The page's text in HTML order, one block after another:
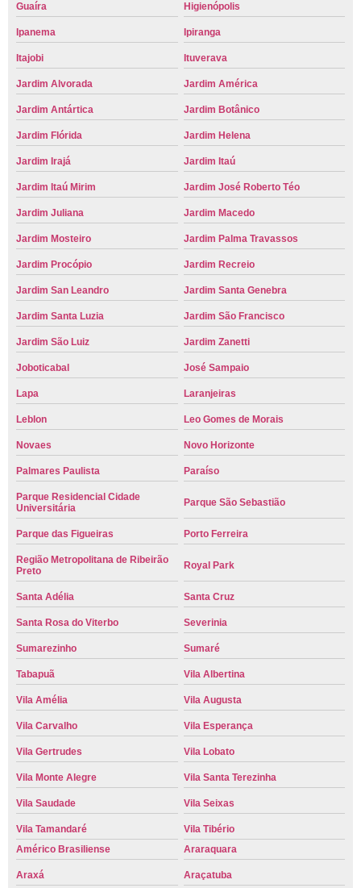
Guaíra Higienópolis
Ipanema Ipiranga
Itajobi Ituverava
Jardim Alvorada Jardim América
Jardim Antártica Jardim Botânico
Jardim Flórida Jardim Helena
Jardim Irajá Jardim Itaú
Jardim Itaú Mirim Jardim José Roberto Téo
Jardim Juliana Jardim Macedo
Jardim Mosteiro Jardim Palma Travassos
Jardim Procópio Jardim Recreio
Jardim San Leandro Jardim Santa Genebra
Jardim Santa Luzia Jardim São Francisco
Jardim São Luiz Jardim Zanetti
Joboticabal José Sampaio
Lapa Laranjeiras
Leblon Leo Gomes de Morais
Novaes Novo Horizonte
Palmares Paulista Paraíso
Parque Residencial Cidade
Universitária
Parque São Sebastião
Parque das Figueiras Porto Ferreira
Região Metropolitana de Ribeirão
Preto
Royal Park
Santa Adélia Santa Cruz
Santa Rosa do Viterbo Severinia
Sumarezinho Sumaré
Tabapuã Vila Albertina
Vila Amélia Vila Augusta
Vila Carvalho Vila Esperança
Vila Gertrudes Vila Lobato
Vila Monte Alegre Vila Santa Terezinha
Vila Saudade Vila Seixas
Vila Tamandaré
Vila Tibério
Américo Brasiliense
Araraquara
Araxá Araçatuba